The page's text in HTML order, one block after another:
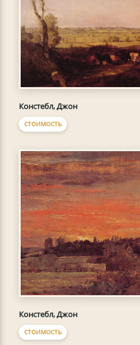
Констебл, Джон
СТОИМОСТЬ
Констебл, Джон
СТОИМОСТЬ